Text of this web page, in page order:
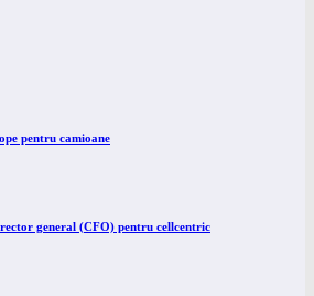
pentru camioane
general (CFO) pentru cellcentric